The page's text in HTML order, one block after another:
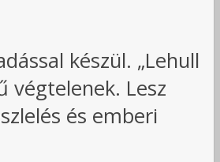
készül. „Lehull
végtelenek. Lesz
és emberi